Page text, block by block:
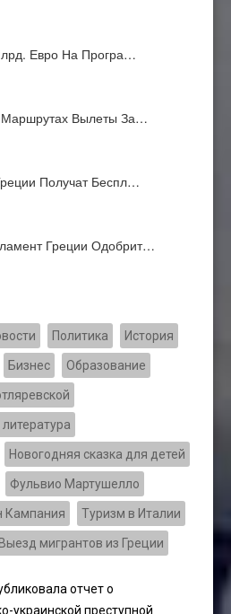
Евро На Програ…
Маршрутах Вылеты За…
Получат Беспл…
Греции Одобрит…
Политика История
Бизнес Образование
Новогодняя сказка для детей
Фульвио Мартушелло
Кампания Туризм в Италии
Выезд мигрантов из Греции
отчет о
украинской преступной